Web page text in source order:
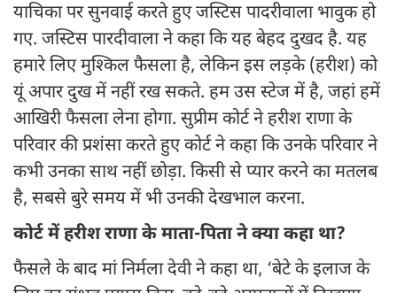
याचिका पर सुनवाई करते हुए जस्टिस पादरीवाला भावुक हो
गए. जस्टिस पारदीवाला ने कहा कि यह बेहद दुखद है. यह
हमारे लिए मुश्किल फैसला है, लेकिन इस लड़के (हरीश) को
यूं अपार दुख में नहीं रख सकते. हम उस स्टेज में है, जहां हमें
आखिरी फैसला लेना होगा. सुप्रीम कोर्ट ने हरीश राणा के
परिवार की प्रशंसा करते हुए कोर्ट ने कहा कि उनके परिवार ने
कभी उनका साथ नहीं छोड़ा. किसी से प्यार करने का मतलब
है, सबसे बुरे समय में भी उनकी देखभाल करना.
कोर्ट में हरीश राणा के माता-पिता ने क्या कहा था?
फैसले के बाद मां निर्मला देवी ने कहा था, ‘बेटे के इलाज के